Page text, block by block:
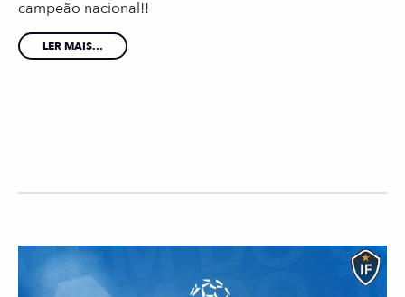
campeão nacional!!
LER MAIS...